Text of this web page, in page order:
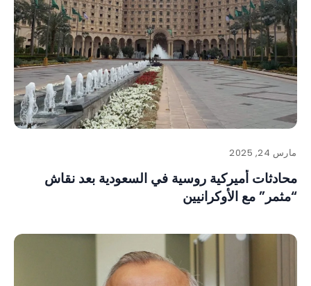
مارس 24, 2025
محادثات أميركية روسية في السعودية بعد نقاش
“مثمر” مع الأوكرانيين